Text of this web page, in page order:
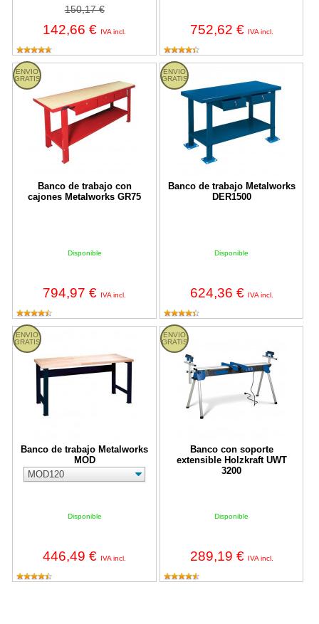
150,17 €
142,66 € IVA incl. 752,62 € IVA incl.
ENVIO
GRATIS
Banco de trabajo con
cajones Metalworks GR75
Disponible
794,97 € IVA incl.
Banco de trabajo con cajones Metalworks GR75
ENVIO
GRATIS
Banco de trabajo Metalworks
DER1500
Disponible
624,36 € IVA incl.
Banco de trabajo Metalworks
ENVIO
GRATIS
Banco de trabajo Metalworks
MOD
Disponible
446,49 € IVA incl.
Banco de trabajo Metalworks MOD
ENVIO
GRATIS
Banco con soporte
extensible Holzkraft UWT
3200
Disponible
289,19 € IVA incl.
Banco con soporte extensible